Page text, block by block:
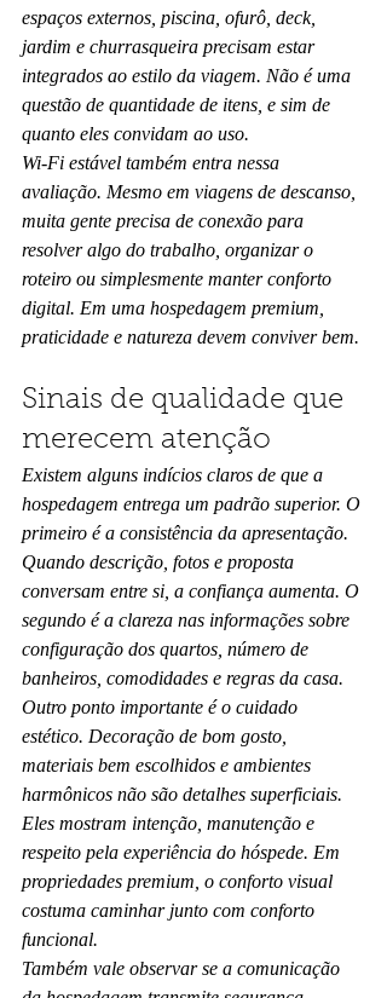
espaços externos, piscina, ofurô, deck,
jardim e churrasqueira precisam estar
integrados ao estilo da viagem. Não é uma
questão de quantidade de itens, e sim de
quanto eles convidam ao uso.
Wi-Fi estável também entra nessa
avaliação. Mesmo em viagens de descanso,
muita gente precisa de conexão para
resolver algo do trabalho, organizar o
roteiro ou simplesmente manter conforto
digital. Em uma hospedagem premium,
praticidade e natureza devem conviver bem.
Sinais de qualidade que
merecem atenção
Existem alguns indícios claros de que a
hospedagem entrega um padrão superior. O
primeiro é a consistência da apresentação.
Quando descrição, fotos e proposta
conversam entre si, a confiança aumenta. O
segundo é a clareza nas informações sobre
configuração dos quartos, número de
banheiros, comodidades e regras da casa.
Outro ponto importante é o cuidado
estético. Decoração de bom gosto,
materiais bem escolhidos e ambientes
harmônicos não são detalhes superficiais.
Eles mostram intenção, manutenção e
respeito pela experiência do hóspede. Em
propriedades premium, o conforto visual
costuma caminhar junto com conforto
funcional.
Também vale observar se a comunicação